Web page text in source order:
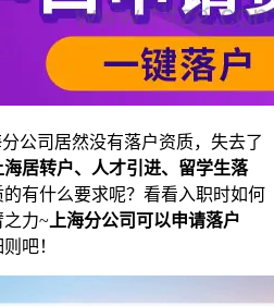
公司居然没有落户资质，失去了
海居转户、人才引进、留学生落
的有什么要求呢？看看入职时如何
之力~ 上海分公司可以申请落户
吧！